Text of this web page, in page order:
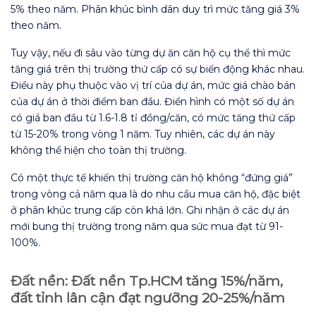
5% theo năm. Phân khúc bình dân duy trì mức tăng giá 3%
theo năm.
Tuy vậy, nếu đi sâu vào từng dự ăn căn hộ cụ thể thì mức
tăng giá trên thị trường thứ cấp có sự biến động khác nhau.
Điều này phụ thuộc vào vị trí của dự án, mức giá chào bán
của dự án ở thời điểm ban đầu. Điển hình có một số dự án
có giá ban đầu từ 1.6-1.8 tỉ đồng/căn, có mức tăng thứ cấp
từ 15-20% trong vòng 1 năm. Tuy nhiên, các dự án này
không thể hiện cho toàn thị trường.
Có một thực tế khiến thị trường căn hộ không “đứng giá”
trong vòng cả năm qua là do nhu cầu mua căn hộ, đặc biệt
ở phân khúc trung cấp còn khá lớn. Ghi nhận ở các dự án
mới bung thị trường trong năm qua sức mua đạt từ 91-
100%.
Đất nền: Đất nền Tp.HCM tăng 15%/năm,
đất tỉnh lân cận đạt ngưỡng 20-25%/năm